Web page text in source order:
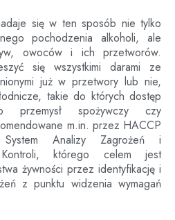
się w ten sposób nie tylko
pochodzenia alkoholi, ale
owoców i ich przetworów.
się wszystkimi darami ze
już w przetwory lub nie,
takie do których dostęp
przemysł spożywczy czy
m.in. przez HACCP
System Analizy Zagrożeń i
Kontroli, którego celem jest
żywności przez identyfikację i
z punktu widzenia wymagań